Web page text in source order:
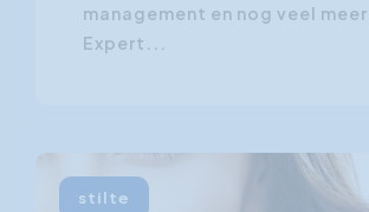
management en nog veel meer.
Expert...
stilte